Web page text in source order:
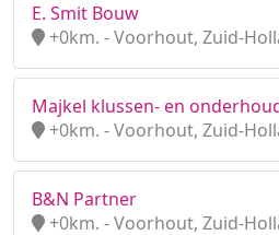
E. Smit Bouw
+0km. - Voorhout, Zuid-
Majkel klussen- en
+0km. - Voorhout, Zuid-
B&N Partner
+0km. - Voorhout, Zuid-